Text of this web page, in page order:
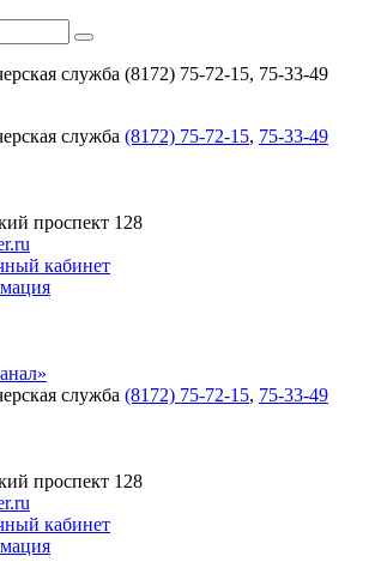
служба (8172) 75-72-15, 75-33-49
служба (8172) 75-72-15, 75-33-49
проспект 128
кабинет
служба (8172) 75-72-15, 75-33-49
проспект 128
кабинет